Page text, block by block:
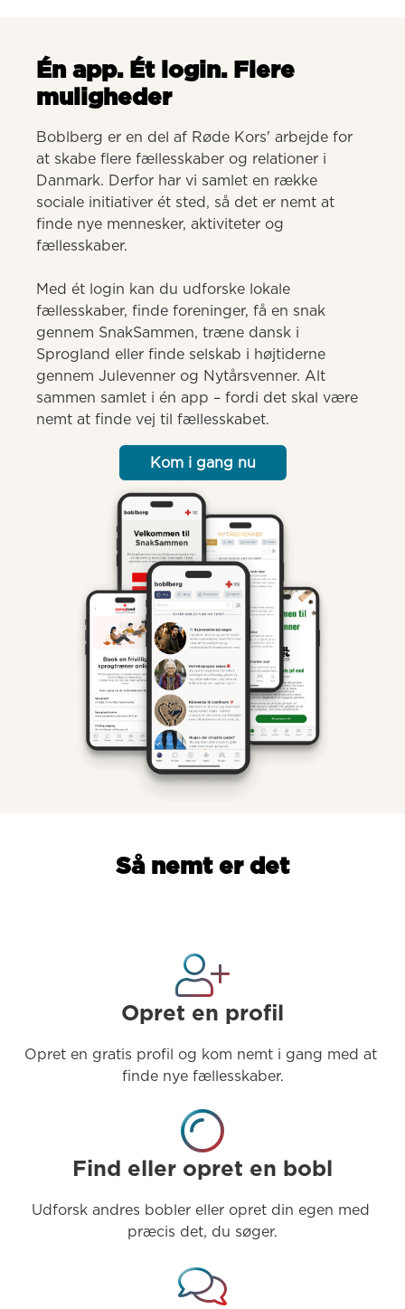
Én app. Ét login. Flere
muligheder
Boblberg er en del af Røde Kors' arbejde for
at skabe flere fællesskaber og relationer i
Danmark. Derfor har vi samlet en række
sociale initiativer ét sted, så det er nemt at
finde nye mennesker, aktiviteter og
fællesskaber.
Med ét login kan du udforske lokale
fællesskaber, finde foreninger, få en snak
gennem SnakSammen, træne dansk i
Sprogland eller finde selskab i højtiderne
gennem Julevenner og Nytårsvenner. Alt
sammen samlet i én app – fordi det skal være
nemt at finde vej til fællesskabet.
Kom i gang nu
Så nemt er det
Opret en profil
Opret en gratis profil og kom nemt i gang med at
finde nye fællesskaber.
Find eller opret en bobl
Udforsk andres bobler eller opret din egen med
præcis det, du søger.